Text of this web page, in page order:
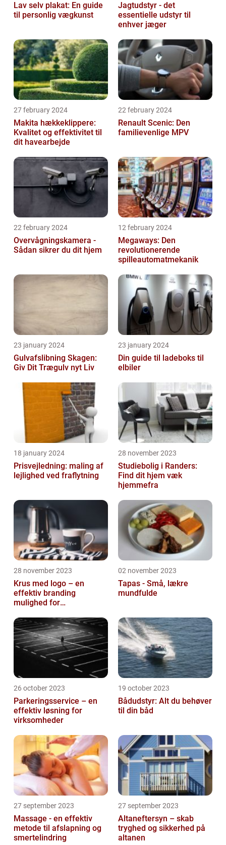
Lav selv plakat: En guide
til personlig vægkunst
Jagtudstyr - det
essentielle udstyr til
enhver jæger
27 february 2024
Makita hækkeklippere:
Kvalitet og effektivitet til
dit havearbejde
22 february 2024
Renault Scenic: Den
familievenlige MPV
22 february 2024
Overvågningskamera -
Sådan sikrer du dit hjem
12 february 2024
Megaways: Den
revolutionerende
spilleautomatmekanik
23 january 2024
Gulvafslibning Skagen:
Giv Dit Trægulv nyt Liv
23 january 2024
Din guide til ladeboks til
elbiler
18 january 2024
Prisvejledning: maling af
lejlighed ved fraflytning
28 november 2023
Studiebolig i Randers:
Find dit hjem væk
hjemmefra
28 november 2023
Krus med logo – en
effektiv branding
mulighed for
02 november 2023
Tapas - Små, lækre
mundfulde
26 october 2023
Parkeringsservice – en
effektiv løsning for
virksomheder
19 october 2023
Bådudstyr: Alt du behøver
til din båd
27 september 2023
Massage - en effektiv
metode til afslapning og
smertelindring
27 september 2023
Altaneftersyn – skab
tryghed og sikkerhed på
altanen